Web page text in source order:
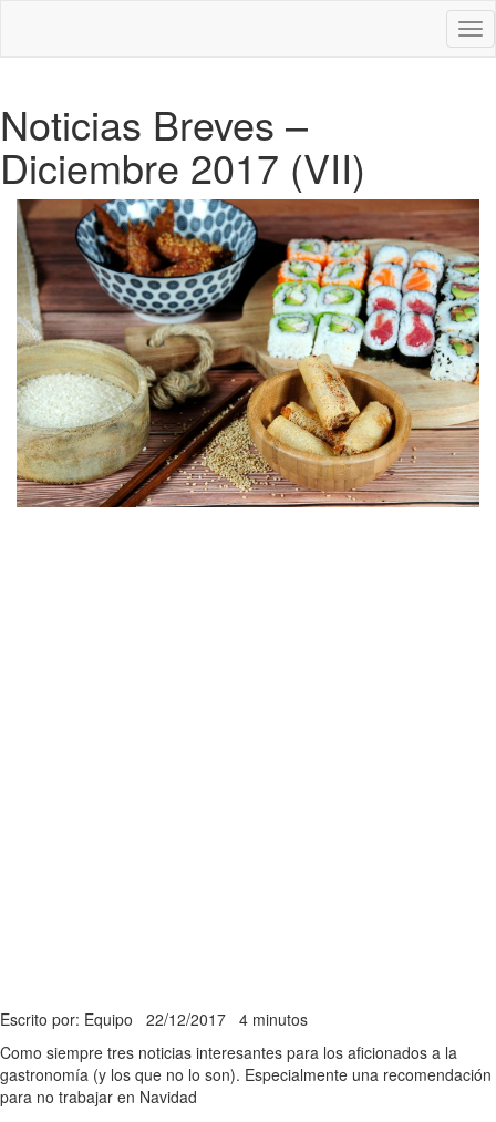
Noticias Breves –
Diciembre 2017 (VII)
Escrito por: Equipo 22/12/2017 4 minutos
Como siempre tres noticias interesantes para los aficionados a la
gastronomía (y los que no lo son). Especialmente una recomendación
para no trabajar en Navidad